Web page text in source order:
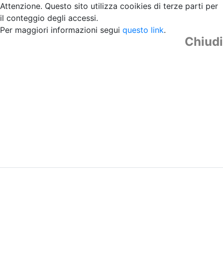
Attenzione. Questo sito utilizza cooikies di terze parti per
il conteggio degli accessi.
Per maggiori informazioni segui questo link.
Chiudi